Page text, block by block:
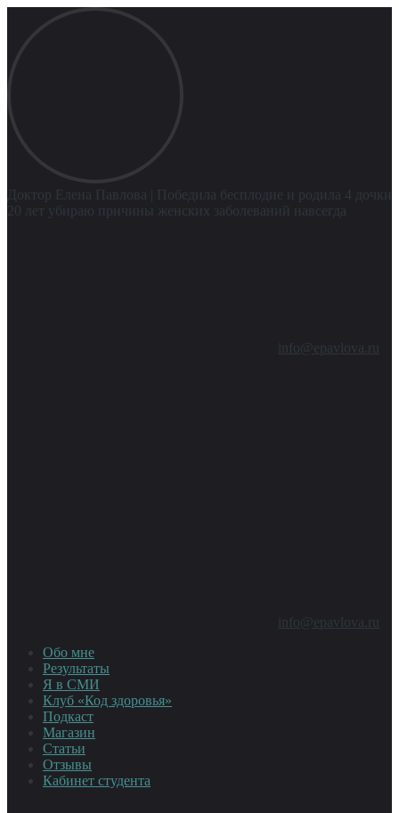
Доктор Елена Павлова
| Победила бесплодие и родила 4 дочки
20 лет убираю причины женских заболеваний навсегда
info@epavlova.ru
info@epavlova.ru
Обо мне
Результаты
Я в СМИ
Клуб «Код здоровья»
Подкаст
Магазин
Статьи
Отзывы
Кабинет студента